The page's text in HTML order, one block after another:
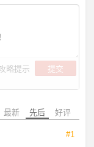
略提示
提交
最新 先后 好评
#1